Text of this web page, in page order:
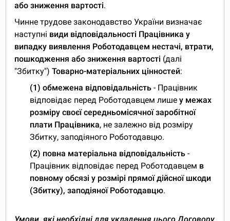
або зниження вартості.
Чинне трудове законодавство України визначає
наступні види відповідальності Працівника у
випадку виявлення Роботодавцем нестачі, втрати,
пошкодження або зниження вартості (далі
"Збитку")Товарно-матеріальних цінностей:
(1) обмежена відповідальність - Працівник
відповідає перед Роботодавцем лишеу межах
розміру своєї середньомісячної заробітної
плати Працівника, не залежно від розміру
Збитку, заподіяного Роботодавцю.
(2) повна матеріальна відповідальність -
Працівник відповідає перед Роботодавцем в
повному обсязі у розмірі прямої дійсної шкоди
(Збитку), заподіяної Роботодавцю.